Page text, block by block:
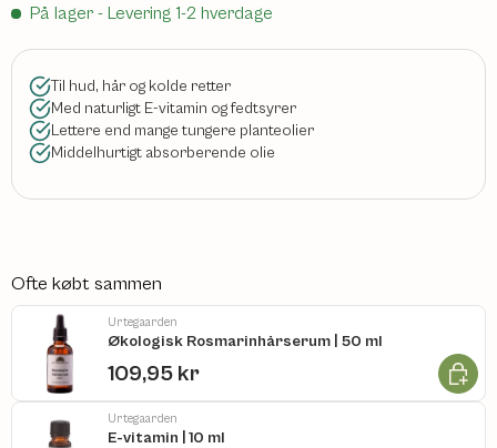
På lager - Levering 1-2 hverdage
Til hud, hår og kolde retter
Med naturligt E-vitamin og fedtsyrer
Lettere end mange tungere planteolier
Middelhurtigt absorberende olie
Ofte købt sammen
Urtegaarden
Økologisk Rosmarinhårserum | 50 ml
109,95 kr Læg i
Urtegaarden
E-vitamin | 10 ml